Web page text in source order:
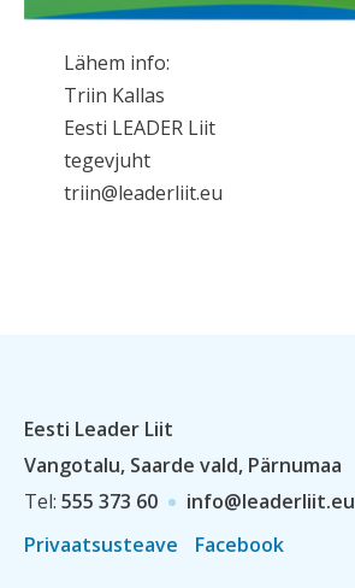
Lähem info:
Triin Kallas
Eesti LEADER Liit
tegevjuht
triin@leaderliit.eu
Eesti Leader Liit
Vangotalu, Saarde vald, Pärnumaa
Tel: 555 373 60
info@leaderliit.eu
Privaatsusteave
Facebook